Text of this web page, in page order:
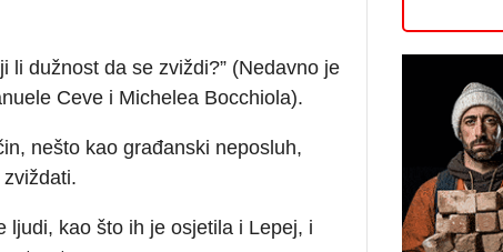
li dužnost da se zviždi?” (Nedavno je
Ceve i Michelea Bocchiola).
nešto kao građanski neposluh,
ljudi, kao što ih je osjetila i Lepej, i